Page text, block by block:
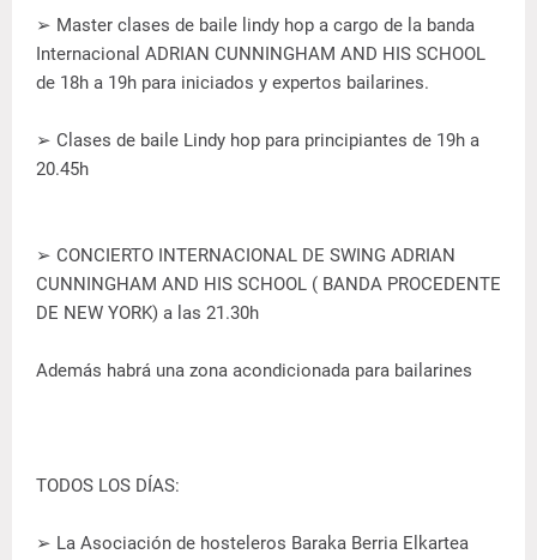
➢ Master clases de baile lindy hop a cargo de la banda
Internacional ADRIAN CUNNINGHAM AND HIS SCHOOL
de 18h a 19h para iniciados y expertos bailarines.
➢ Clases de baile Lindy hop para principiantes de 19h a
20.45h
➢ CONCIERTO INTERNACIONAL DE SWING ADRIAN
CUNNINGHAM AND HIS SCHOOL ( BANDA PROCEDENTE
DE NEW YORK) a las 21.30h
Además habrá una zona acondicionada para bailarines
TODOS LOS DÍAS:
➢ La Asociación de hosteleros Baraka Berria Elkartea